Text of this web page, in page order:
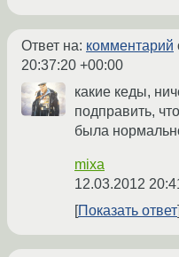
Ответ на: комментарий
20:37:20 +00:00
какие кеды,
подправить,
была
mixa
12.03.2012
Показать ответ